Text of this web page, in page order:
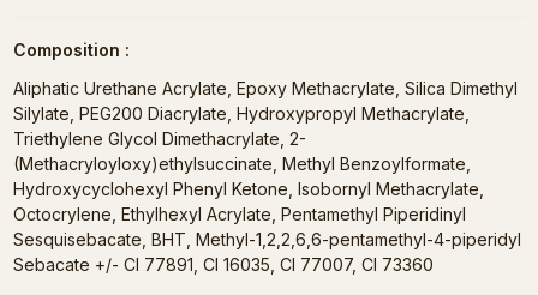
Composition :
Aliphatic Urethane Acrylate, Epoxy Methacrylate, Silica Dimethyl
Silylate, PEG200 Diacrylate, Hydroxypropyl Methacrylate,
Triethylene Glycol Dimethacrylate, 2-
(Methacryloyloxy)ethylsuccinate, Methyl Benzoylformate,
Hydroxycyclohexyl Phenyl Ketone, Isobornyl Methacrylate,
Octocrylene, Ethylhexyl Acrylate, Pentamethyl Piperidinyl
Sesquisebacate, BHT, Methyl-1,2,2,6,6-pentamethyl-4-piperidyl
Sebacate +/- CI 77891, CI 16035, CI 77007, CI 73360